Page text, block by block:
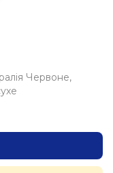
Червоне